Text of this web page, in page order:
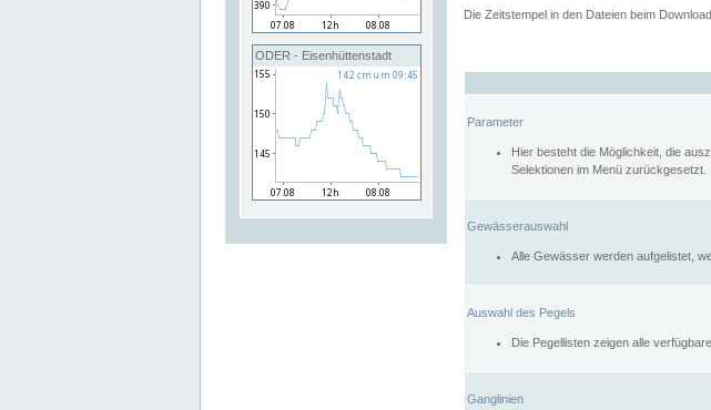
ODER - Eisenhüttenstadt
Die Zeitstempel in den Dateien beim
Parameter
Hier besteht die Möglichkeit, die
Selektionen im Menü zurückgesetzt.
Gewässerauswahl
Alle Gewässer werden aufgelistet,
Auswahl des Pegels
Die Pegellisten zeigen alle
Ganglinien